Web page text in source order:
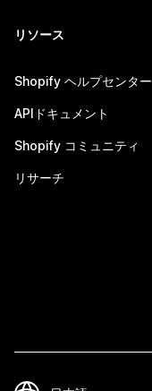
リソース
Shopify ヘルプセンター
APIドキュメント
Shopify コミュニティ
リサーチ